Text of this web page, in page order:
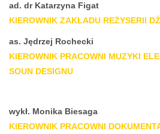
ad. dr Katarzyna Figat
KIEROWNIK ZAKŁADU REŻYSERII
as. Jędrzej Rochecki
KIEROWNIK PRACOWNI MUZYKI
SOUN DESIGNU
wykł. Monika Biesaga
KIEROWNIK PRACOWNI